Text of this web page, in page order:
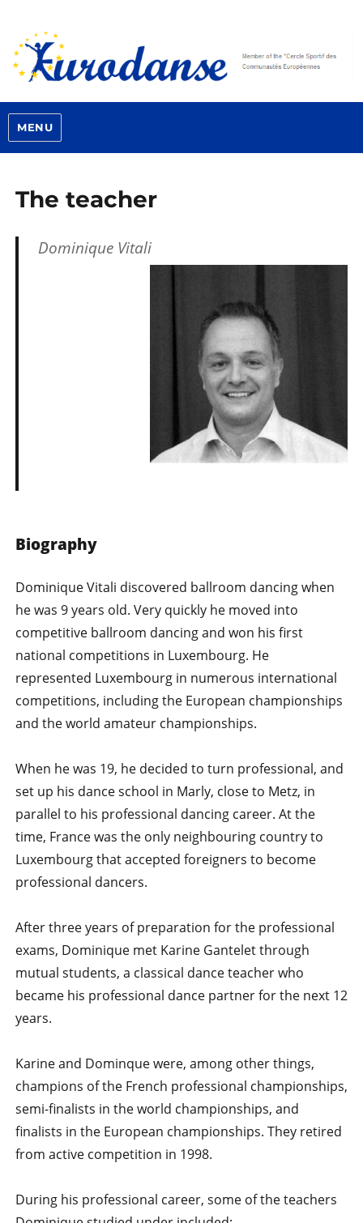
MENU
The teacher
Dominique Vitali
Biography
Dominique Vitali discovered ballroom dancing when
he was 9 years old. Very quickly he moved into
competitive ballroom dancing and won his first
national competitions in Luxembourg. He
represented Luxembourg in numerous international
competitions, including the European championships
and the world amateur championships.
When he was 19, he decided to turn professional, and
set up his dance school in Marly, close to Metz, in
parallel to his professional dancing career. At the
time, France was the only neighbouring country to
Luxembourg that accepted foreigners to become
professional dancers.
After three years of preparation for the professional
exams, Dominique met Karine Gantelet through
mutual students, a classical dance teacher who
became his professional dance partner for the next 12
years.
Karine and Dominque were, among other things,
champions of the French professional championships,
semi-finalists in the world championships, and
finalists in the European championships. They retired
from active competition in 1998.
During his professional career, some of the teachers